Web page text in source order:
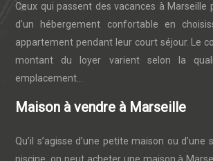
Ceux qui passent des vacances à Marseille
d’un hébergement confortable en
appartement pendant leur court séjour. Le
montant du loyer varient selon la
emplacement…
Maison à vendre à Marseille
Qu’il s’agisse d’une petite maison ou d’une